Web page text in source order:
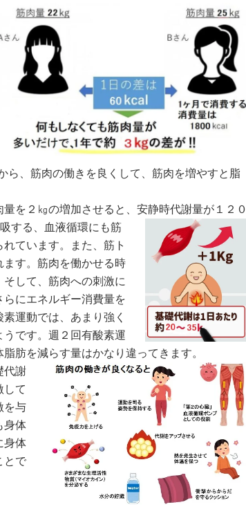
ら、筋肉の働きを良くして、筋肉を増やすと脂
を２㎏の増加させると、安静時代謝量が１２０
する、血液循環にも筋
ています。また、筋ト
す。筋肉を働かせる時
して、筋肉への刺激に
にエネルギー消費量を
運動では、あまり強く
です。週２回有酸素運
肪を減らす量はかなり違ってきます。
代謝
して
を与
身体
身体
とで